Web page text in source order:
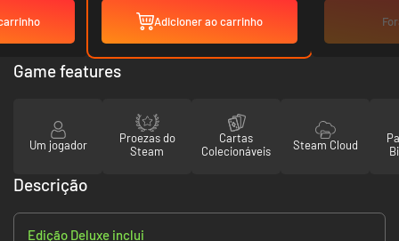
Adicioner ao carrinho
Game features
Um jogador
Proezas do
Steam
Cartas
Colecionáveis
Steam Cloud
Descrição
Edição Deluxe inclui